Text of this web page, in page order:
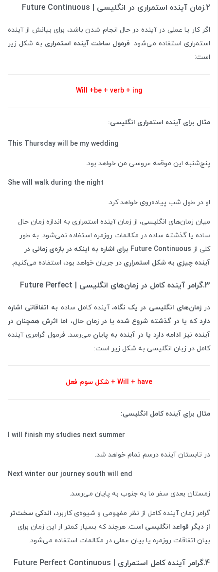
2.زمان آینده استمراری در انگلیسی | Future Continuous
اگر کار یا عملی در آینده در حال انجام شدن باشد، برای بیانش از آینده
استمراری استفاده می‌شود. فرمول ساخت آینده استمراری به شکل زیر
است:
Will +be + verb + ing
مثال برای آینده استمراری انگلیسی:
This Thursday will be my wedding
پنج‌شنبه این موقعه عروسی من خواهد بود.
She will walk during the night
او در طول شب پیاده‌روی خواهد کرد.
میان زمان‌های انگلیسی، از زمان آینده استمراری به اندازه زمان حال
ساده یا گذشته ساده در مکالمات روزمره استفاده نمی‌شود. به طور
کلی از
Future Continuous برای اشاره به اینکه در بازه‌ی زمانی در
آینده چیزی به شکل استمراری در جریان خواهد بود، استفاده می‌کنیم.
3.گرامر آینده کامل در زمان‌های انگلیسی | Future Perfect
درزمان‌های انگلیسی در یک نگاه، آینده کامل ساده به اتفاقاتی اشاره
دارد که یا در گذشته شروع شده یا در زمان حال، اما اثرش همچنان در
آینده نیز ادامه دارد یا در آینده به پایان می‌رسد. فرمول گرامری آینده
کامل در زبان انگلیسی به شکل زیر است:
Will + have + شکل سوم فعل
مثال برای آینده کامل انگلیسی:
I will finish my studies next summer
در تابستان آینده درسم تمام خواهد شد.
Next winter our journey south will end
زمستان بعدی سفر ما به جنوب به پایان می‌رسد.
گرامر زمان آینده کامل از نظر مفهومی و شیوه‌ی کاربرد، اندکی سخت‌تر
از دیگر قواعد انگلیسی است. هرچند که بسیار کمتر از این زمان برای
بیان اتفاقات روزمره یا بیان عملی در مکالمات استفاده می‌شود.
4.گرامر آینده کامل استمراری | Future Perfect Continuous